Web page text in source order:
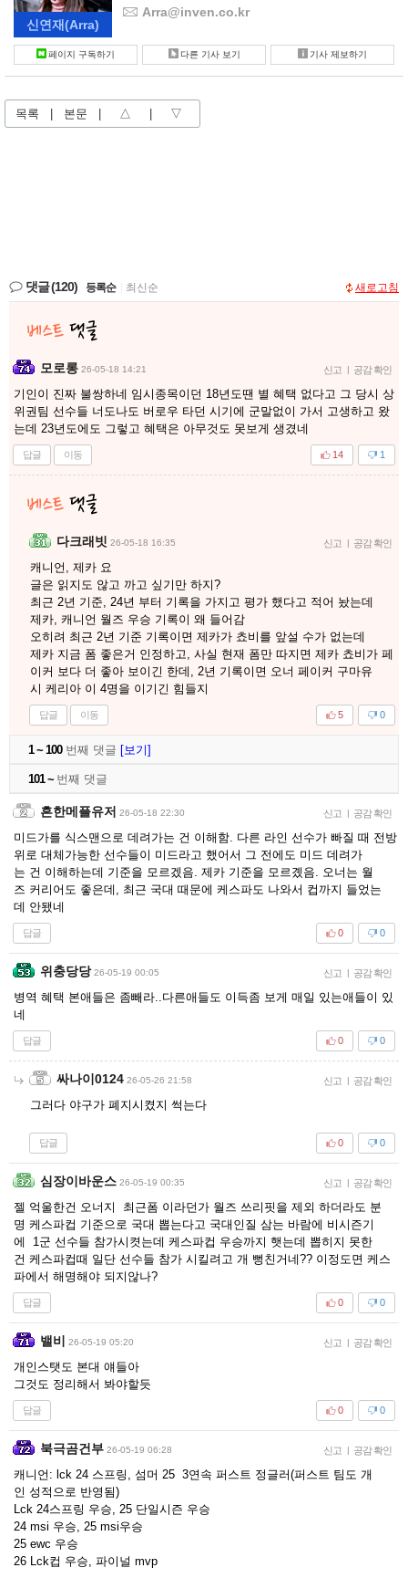
신연재(Arra)
Arra@inven.co.kr
페이지 구독하기 다른 기사 보기 기사 제보하기
목록 | 본문 | △ | ▽
댓글(120) 등록순 최신순 새로고침
모로롱 26-05-18 14:21 신고 | 공감 확인
기인이 진짜 불쌍하네 임시종목이던 18년도땐 별 혜택 없다고 그 당시 상
위권팀 선수들 너도나도 버로우 타던 시기에 군말없이 가서 고생하고 왔
는데 23년도에도 그렇고 혜택은 아무것도 못보게 생겼네
답글 이동 1
14
다크래빗 26-05-18 16:35 신고 | 공감 확인
캐니언, 제카 요
글은 읽지도 않고 까고 싶기만 하지?
최근 2년 기준, 24년 부터 기록을 가지고 평가 했다고 적어 놨는데
제카, 캐니언 월즈 우승 기록이 왜 들어감
오히려 최근 2년 기준 기록이면 제카가 쵸비를 앞설 수가 없는데
제카 지금 폼 좋은거 인정하고, 사실 현재 폼만 따지면 제카 쵸비가 페
이커 보다 더 좋아 보이긴 한데, 2년 기록이면 오너 페이커 구마유
시 케리아 이 4명을 이기긴 힘들지
답글 이동 0
5
1 ~ 100번째 댓글 [보기]
101 ~ 번째 댓글
흔한메플유저 26-05-18 22:30 신고 | 공감 확인
미드가를 식스맨으로 데려가는 건 이해함. 다른 라인 선수가 빠질 때 전방
위로 대체가능한 선수들이 미드라고 했어서 그 전에도 미드 데려가
는 건 이해하는데 기준을 모르겠음. 제카 기준을 모르곘음. 오너는 월
즈 커리어도 좋은데, 최근 국대 때문에 케스파도 나와서 컵까지 들었는
데 안됐네
답글 0
0
위충당당 26-05-19 00:05 신고 | 공감 확인
병역 혜택 본애들은 좀빼라..다른애들도 이득좀 보게 매일 있는애들이 있
네
답글 0
0
싸나이0124 26-05-26 21:58 신고 | 공감 확인
그러다 야구가 폐지시켰지 썩는다
답글 0
0
심장이바운스 26-05-19 00:35 신고 | 공감 확인
젤 억울한건 오너지 최근폼 이라던가 월즈 쓰리핏을 제외 하더라도 분
명 케스파컵 기준으로 국대 뽑는다고 국대인질 삼는 바람에 비시즌기
에 1군 선수들 참가시켯는데 케스파컵 우승까지 햇는데 뽑히지 못한
건 케스파컵때 일단 선수들 참가 시킬려고 개 뻥친거네?? 이정도면 케스
파에서 해명해야 되지않나?
답글 0
0
밸비 26-05-19 05:20 신고 | 공감 확인
개인스탯도 본대 얘들아
그것도 정리해서 봐야할듯
답글 0
0
북극곰건부 26-05-19 06:28 신고 | 공감 확인
캐니언: lck 24 스프링, 섬머 25 3연속 퍼스트 정글러(퍼스트 팀도 개
인 성적으로 반영됨)
Lck 24스프링 우승, 25 단일시즌 우승
24 msi 우승, 25 msi우승
25 ewc 우승
26 Lck컵 우승, 파이널 mvp